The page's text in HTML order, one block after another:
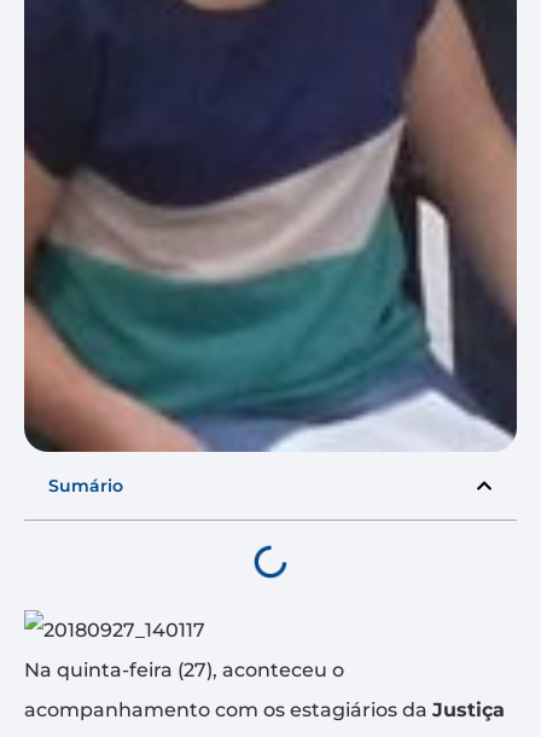
Sumário
Na quinta-feira (27), aconteceu o
acompanhamento com os estagiários da Justiça